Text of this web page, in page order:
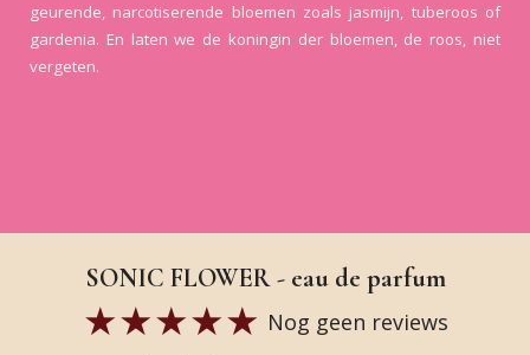
geurende, narcotiserende bloemen zoals jasmijn, tuberoos of
gardenia. En laten we de koningin der bloemen, de roos, niet
vergeten.
SONIC FLOWER - eau de parfum
Nog geen reviews